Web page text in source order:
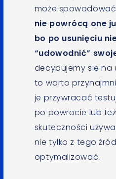
może
nie powrócą one
bo po usunięciu
“udowodnić”
decydujemy się na
to warto
je przywracać
po powrocie lub
skuteczności
nie tylko z tego
optymalizować.